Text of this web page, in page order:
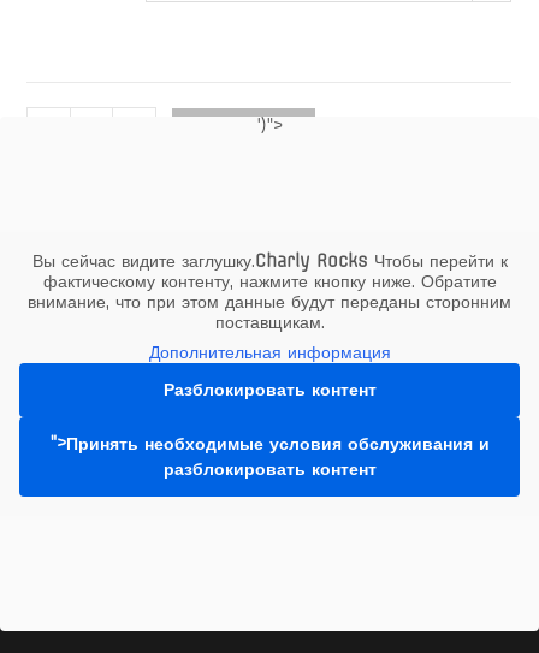
приборов
Leopoldauer
В КОРЗИНУ
')">
Вы сейчас видите заглушку.Charly Rocks Чтобы перейти к
фактическому контенту, нажмите кнопку ниже. Обратите
внимание, что при этом данные будут переданы сторонним
поставщикам.
Дополнительная информация
Разблокировать контент
">Принять необходимые условия обслуживания и
разблокировать контент